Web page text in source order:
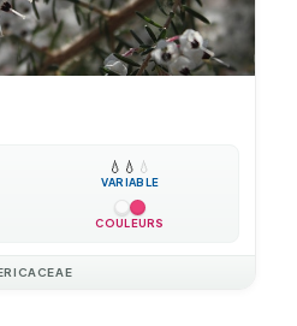
💧 💧 💧
VARIABLE
COULEURS